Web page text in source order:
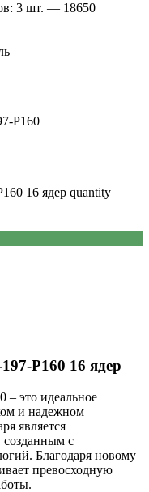
3 шт. — 18650
Р160
16 ядер quantity
P160 16 ядер
это идеальное
и надежном
является
с
Благодаря новому
превосходную